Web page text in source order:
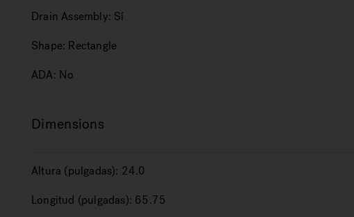
Drain Assembly: Sí
Shape: Rectangle
ADA: No
Dimensions
Altura (pulgadas): 24.0
Longitud (pulgadas): 65.75